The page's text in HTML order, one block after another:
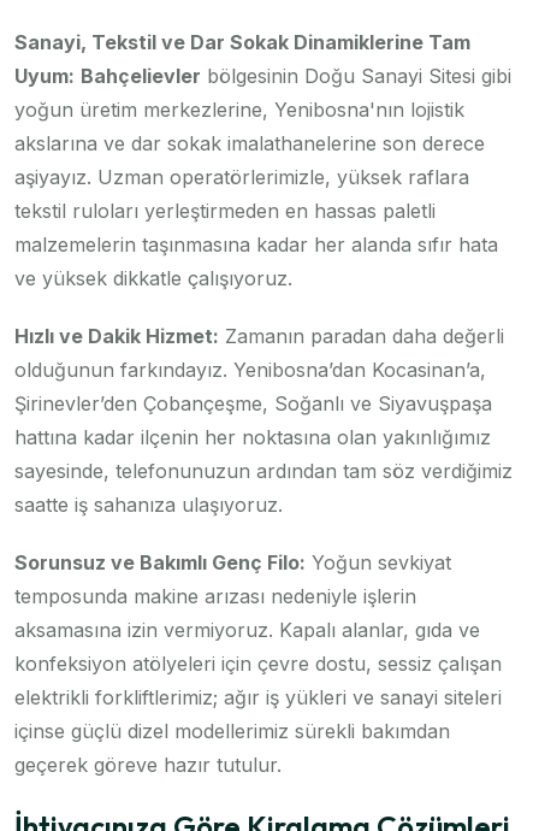
Sanayi, Tekstil ve Dar Sokak Dinamiklerine Tam
Uyum: Bahçelievler bölgesinin Doğu Sanayi Sitesi gibi
yoğun üretim merkezlerine, Yenibosna'nın lojistik
akslarına ve dar sokak imalathanelerine son derece
aşiyayız. Uzman operatörlerimizle, yüksek raflara
tekstil ruloları yerleştirmeden en hassas paletli
malzemelerin taşınmasına kadar her alanda sıfır hata
ve yüksek dikkatle çalışıyoruz.
Hızlı ve Dakik Hizmet: Zamanın paradan daha değerli
olduğunun farkındayız. Yenibosna’dan Kocasinan’a,
Şirinevler’den Çobançeşme, Soğanlı ve Siyavuşpaşa
hattına kadar ilçenin her noktasına olan yakınlığımız
sayesinde, telefonunuzun ardından tam söz verdiğimiz
saatte iş sahanıza ulaşıyoruz.
Sorunsuz ve Bakımlı Genç Filo: Yoğun sevkiyat
temposunda makine arızası nedeniyle işlerin
aksamasına izin vermiyoruz. Kapalı alanlar, gıda ve
konfeksiyon atölyeleri için çevre dostu, sessiz çalışan
elektrikli forkliftlerimiz; ağır iş yükleri ve sanayi siteleri
içinse güçlü dizel modellerimiz sürekli bakımdan
geçerek göreve hazır tutulur.